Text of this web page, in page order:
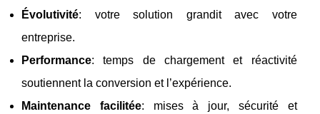
Évolutivité: votre solution grandit avec votre
entreprise.
Performance: temps de chargement et réactivité
soutiennent la conversion et l’expérience.
Maintenance facilitée: mises à jour, sécurité et